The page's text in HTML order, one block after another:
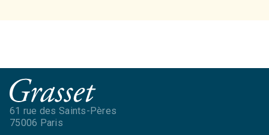
61 rue des Saints-Pères
75006 Paris